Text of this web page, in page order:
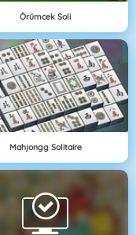
Örümcek Soli
Mahjongg Solitaire